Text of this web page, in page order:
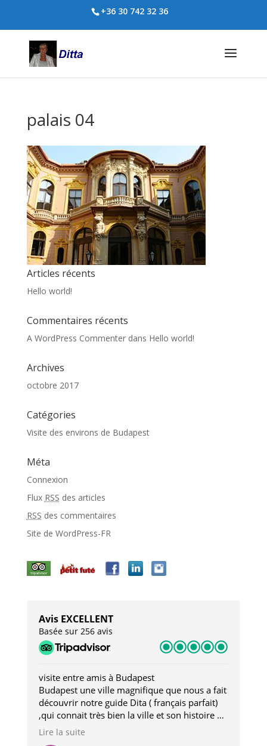
+36 30 742 32 36
palais 04
Articles récents
Hello world!
Commentaires récents
A WordPress Commenterdans Hello world!
Archives
octobre 2017
Catégories
Visite des environs de Budapest
Méta
Connexion
Flux RSS des articles
RSS des commentaires
Site de WordPress-FR
Avis EXCELLENT
Basée sur 256 avis
visite entre amis à Budapest
Budapest une ville magnifique que nous a fait
découvrir notre guide Dita ( français parfait)
,qui connait très bien la ville et son histoire et
qui nous a permis d'accéder à des lieux
Lire la suite